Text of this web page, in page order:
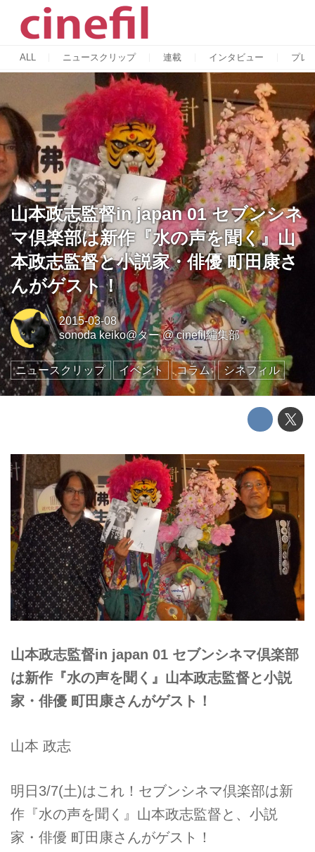
ALL ニュースクリップ 連載 インタビュー プレ
山本政志監督in japan 01 セブンシネ
マ倶楽部は新作『水の声を聞く』山
本政志監督と小説家・俳優 町田康さ
んがゲスト！
2015-03-08
sonoda keiko@ター@cinefil編集部
ニュースクリップ イベント コラム シネフィル
山本政志監督in japan 01 セブンシネマ倶楽部
は新作『水の声を聞く』山本政志監督と小説
家・俳優 町田康さんがゲスト！
山本 政志
明日3/7(土)はこれ！セブンシネマ倶楽部は新
作『水の声を聞く』山本政志監督と、小説
家・俳優 町田康さんがゲスト！